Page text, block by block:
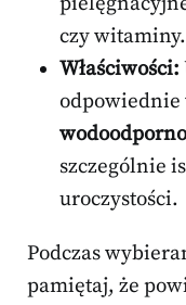
czy witaminy.
Właściwości:
odpowiednie
szczególnie
uroczystości.
Podczas
pamiętaj, że